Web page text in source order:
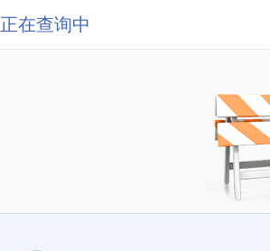
正在查询中